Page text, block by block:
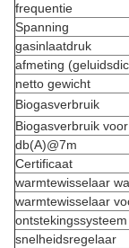
frequentie
Spanning
gasinlaatdruk
afmeting
netto gewicht
Biogasverbruik
Biogasverbruik
db(A)@7m
Certificaat
warmtewisselaar
warmtewisselaar
ontstekingssysteem
snelheidsregelaar